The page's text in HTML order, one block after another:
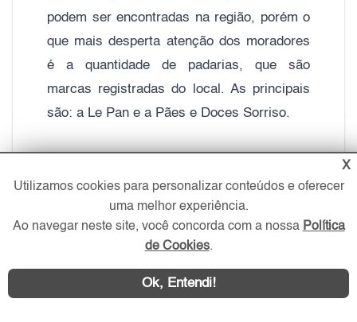
podem ser encontradas na região, porém o
que mais desperta atenção dos moradores
é a quantidade de padarias, que são
marcas registradas do local. As principais
são: a Le Pan e a Pães e Doces Sorriso.
bairro sambista, que abriga duas escolas
de samba do carnaval paulista, a Império
da Casa Verde e Unidos do Peruche.
Praticamente, todos os meios de transporte
X
Utilizamos cookies para personalizar conteúdos e oferecer
uma melhor experiência.
Ao navegar neste site, você concorda com a nossa Política
de Cookies.
Ok, Entendi!